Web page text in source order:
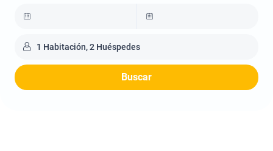
1 Habitación, 2 Huéspedes
Buscar